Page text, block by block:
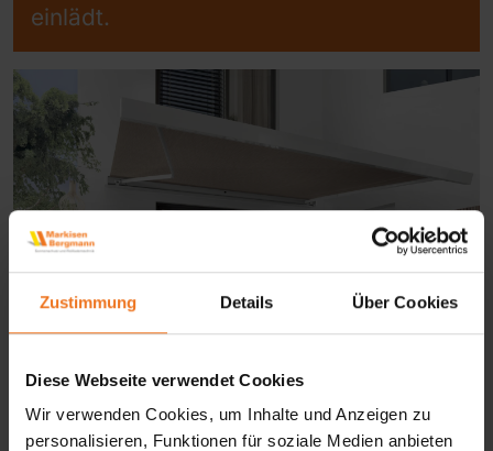
Zustimmung Details Über Cookies
Diese Webseite verwendet Cookies
Wir verwenden Cookies, um Inhalte und Anzeigen zu
personalisieren, Funktionen für soziale Medien anbieten
einlädt.